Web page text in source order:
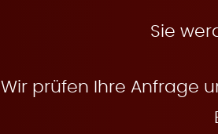
Sie
Wir prüfen Ihre Anfrage